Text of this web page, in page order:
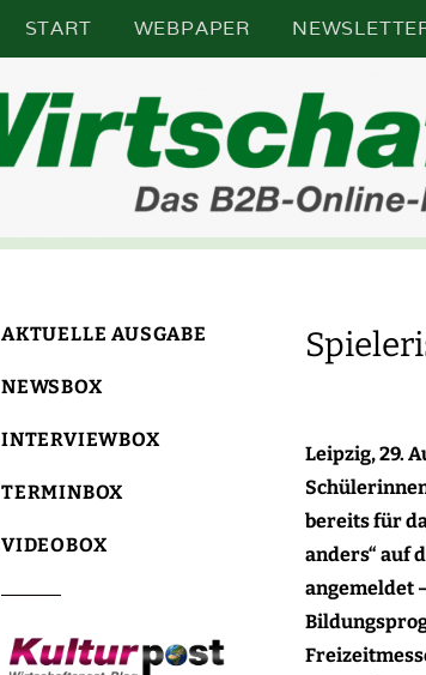
START WEBPAPER
Leipzig, 29.
bereits für
anders“ auf
angemeldet
AKTUELLE AUSGABE
NEWSBOX
INTERVIEWBOX
TERMINBOX
VIDEOBOX